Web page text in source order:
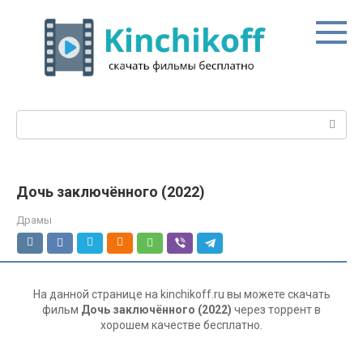
контенту
Дочь заключённого (2022)
Драмы
На данной странице на kinchikoff.ru вы можете скачать
фильм Дочь заключённого (2022) через торрент в
хорошем качестве бесплатно.